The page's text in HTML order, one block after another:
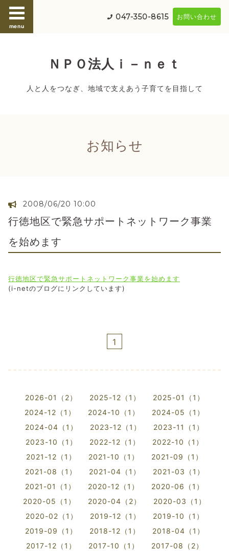
menu
047-350-8615 お問い合わせ
ＮＰＯ法人ｉ－ｎｅｔ
人と人をつなぎ、地域で支えあう子育てを目指して
お知らせ
2008/06/20 10:00
行徳地区で緊急サポートネットワーク事業
を始めます
行徳地区で緊急サポートネットワーク事業を始めます
(i-netのブログにリンクしています)
1
2026-01（2） 2025-12（1）
2025-01（1）
2024-12（1）
2024-10（1）
2024-05（1）
2024-04（1）
2023-12（1）
2023-11（1）
2023-10（1）
2022-12（1）
2022-10（1）
2021-12（1）
2021-10（1）
2021-09（1）
2021-08（1）
2021-04（1）
2021-03（1）
2021-01（1）
2020-12（1）
2020-06（1）
2020-05（1）
2020-04（2）
2020-03（1）
2020-02（1）
2019-12（1）
2019-10（1）
2019-09（1）
2018-12（1）
2018-04（1）
2017-12（1）
2017-10（1）
2017-08（2）